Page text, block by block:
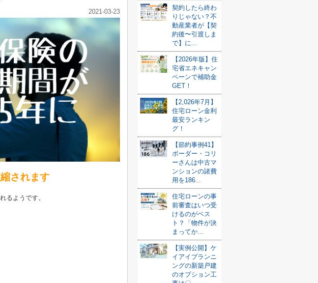
2021-03-23
されます
るようです。
契約したら終わ
りじゃない？不
動産業者が【契
約後〜引渡しま
で】に...
【2026年版】住
宅省エネキャン
ペーンで補助金
GET！
【2,026年7月】
住宅ローン金利
最安ランキン
グ！
【節約事例41】
ボーダー・コリ
ーさんは中古マ
ンションの諸費
用を186...
住宅ローンの事
前審査はいつ受
けるのがベス
ト？「物件が決
まってか...
【実例公開】ケ
イアイプランニ
ングの新築戸建
のオプション工